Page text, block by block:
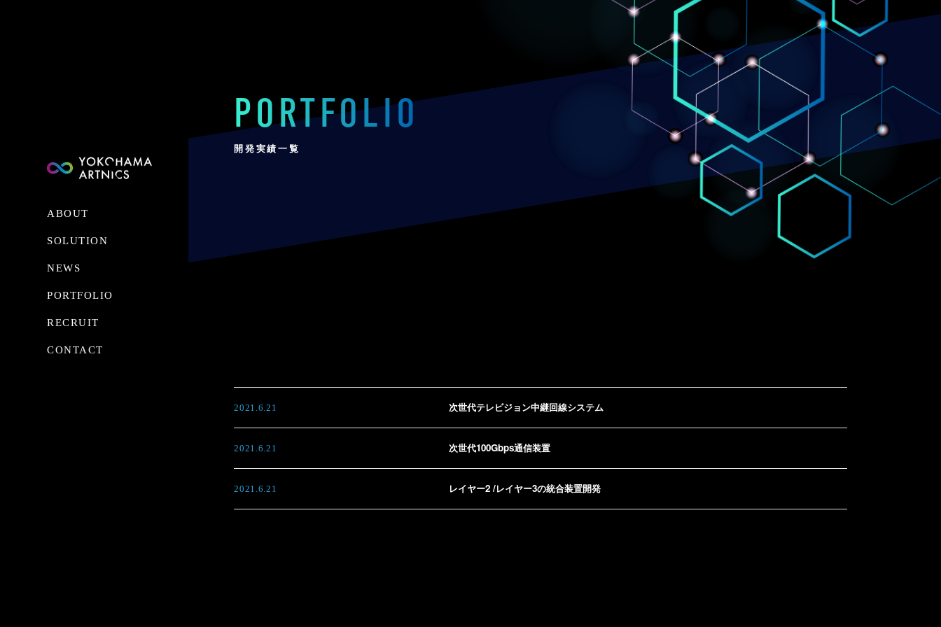
ABOUT
SOLUTION
NEWS
PORTFOLIO
RECRUIT
CONTACT
PORTFOLIO
開発実績一覧
2021.6.21 次世代テレビジョン中継回線システム
2021.6.21 次世代100Gbps通信装置
2021.6.21 レイヤー2 /レイヤー3の統合装置開発